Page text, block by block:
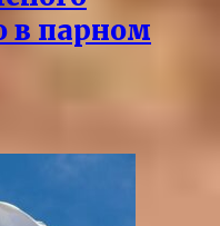
в парном